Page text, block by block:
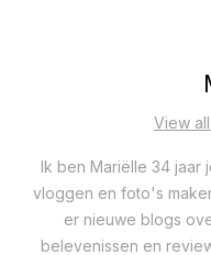
View
Ik ben Mariëlle 34 jaar
vloggen en foto's
er nieuwe blogs
belevenissen en